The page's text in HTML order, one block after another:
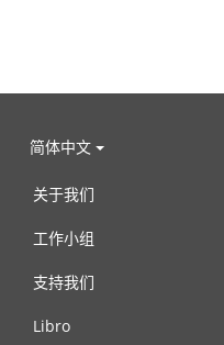
简体中文
关于我们
工作小组
支持我们
Libro